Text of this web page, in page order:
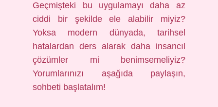
Geçmişteki bu uygulamayı daha az
ciddi bir şekilde ele alabilir miyiz?
Yoksa modern dünyada, tarihsel
hatalardan ders alarak daha insancıl
çözümler mi benimsemeliyiz?
Yorumlarınızı aşağıda paylaşın,
sohbeti başlatalım!